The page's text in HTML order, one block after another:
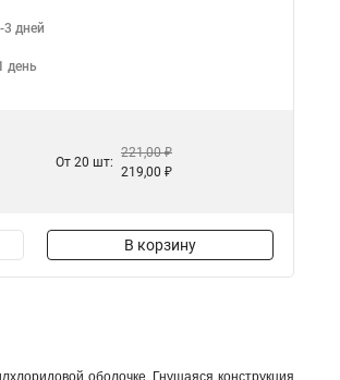
3 дней
день
От 20 шт:
221,00 ₽
219,00 ₽
В корзину
оболочке. Гнущаяся конструкция